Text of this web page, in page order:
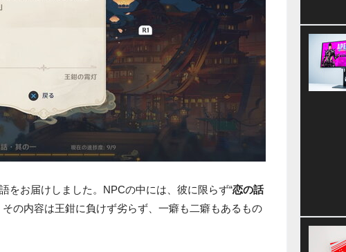
お届けしました。NPCの中には、彼に限らず“恋の話
の内容は王鉗に負けず劣らず、一癖も二癖もあるもの